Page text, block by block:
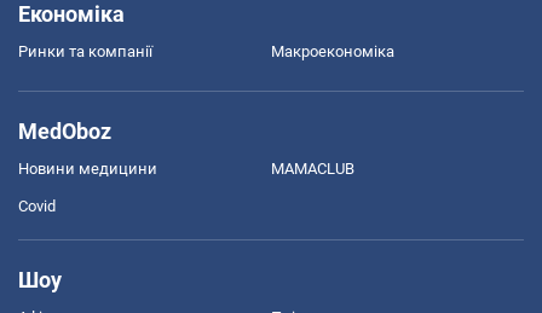
Економіка
Ринки та компанії Макроекономіка
MedOboz
Новини медицини MAMACLUB
Covid
Шоу